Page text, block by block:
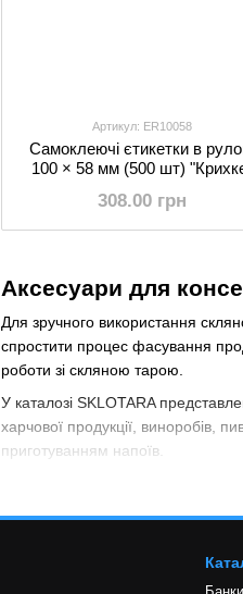
Аксесуари для
Для зручного використання
спростити процес фасування
роботи зі скляною тарою.
У каталозі SKLOTARA
харчової продукції, виноробів,
приготуванням напоїв.
Самоклеючі
Правильне маркування
дозволяють швидко наносити
Артикул: ER10058
Самоклеючі єтикетки в
100 × 58 мм (500 шт)
308.00 грн